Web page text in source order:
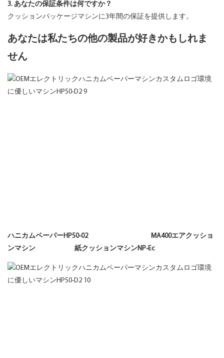
3. あなたの保証条件は何ですか？
クッションパッケージマシンに3年間の保証を提供します。
あなたは私たちの他の製品が好きかもしれま
せん
ハニカムペーパーHP50-02 MA400エアクッショ
ンマシン 紙クッションマシンNP-Ec